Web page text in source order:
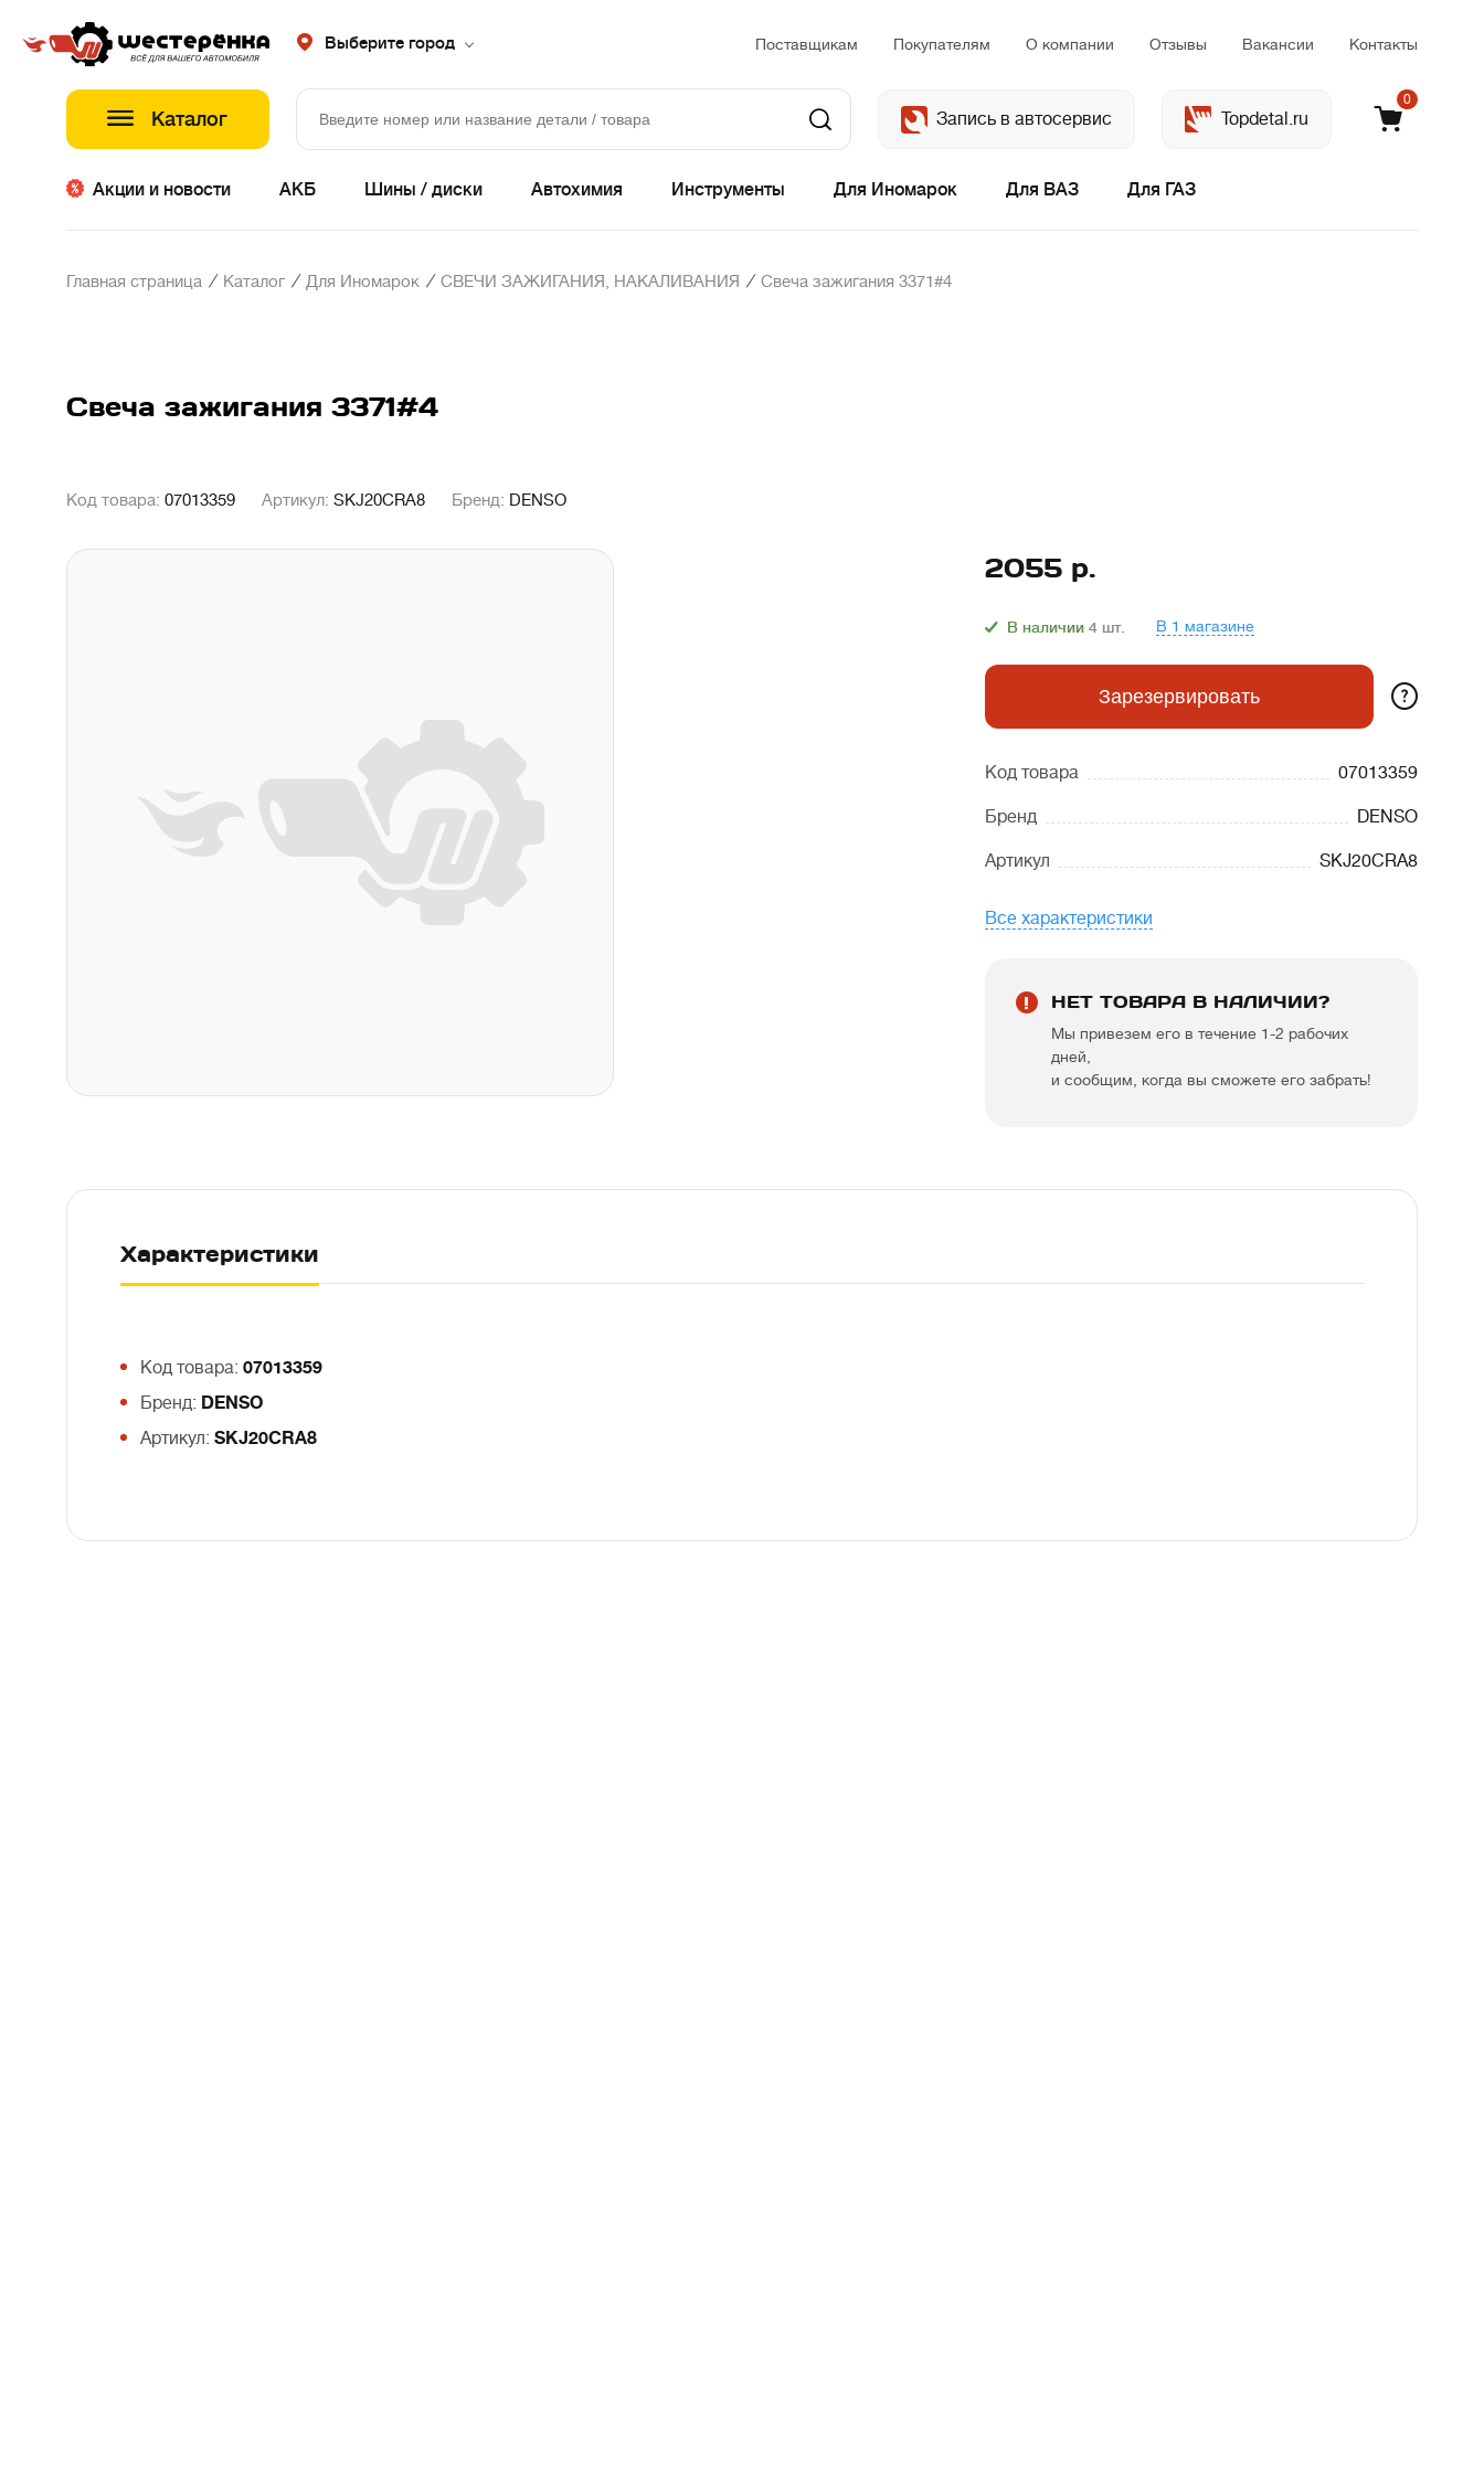
Выберите город Поставщикам Покупателям О компании Отзывы Вакансии Контакты
Каталог Запись в автосервис Topdetal.ru
0
Акции и новости АКБ Шины / диски Автохимия Инструменты Для Иномарок Для ВАЗ Для ГАЗ
Главная страница / Каталог / Для Иномарок / СВЕЧИ ЗАЖИГАНИЯ, НАКАЛИВАНИЯ / Свеча зажигания 3371#4
Свеча зажигания 3371#4
Код товара: 07013359 Артикул: SKJ20CRA8 Бренд: DENSO
2055 р.
В наличии 4 шт. В 1 магазине
Зарезервировать ?
Код товара 07013359
Бренд DENSO
Артикул SKJ20CRA8
Все характеристики
НЕТ ТОВАРА В НАЛИЧИИ?
Мы привезем его в течение 1-2 рабочих
дней,
и сообщим, когда вы сможете его забрать!
Характеристики
Код товара: 07013359
Бренд: DENSO
Артикул: SKJ20CRA8